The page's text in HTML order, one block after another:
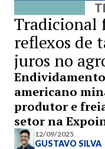
Tradicional
reflexos de
juros no
americano
produtor e
setor na
12/09/2025
GUSTAVO SILVA